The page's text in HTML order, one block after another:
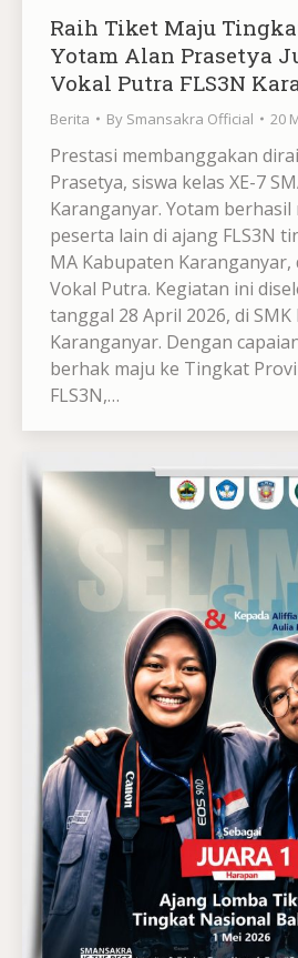
Raih Tiket Maju
Yotam Alan Prasetya
Vokal Putra FLS3N
Berita By Smansakra Official 20
Prestasi membanggakan
Prasetya, siswa kelas XE-7
Karanganyar. Yotam
peserta lain di ajang FLS3N
MA Kabupaten Karanganyar,
Vokal Putra. Kegiatan ini
tanggal 28 April 2026, di SMK
Karanganyar. Dengan
berhak maju ke Tingkat
FLS3N,…